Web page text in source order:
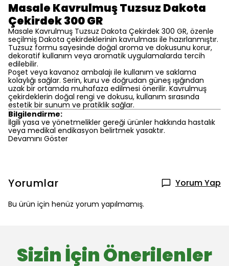
Masale Kavrulmuş Tuzsuz Dakota
Çekirdek 300 GR
Masale Kavrulmuş Tuzsuz Dakota Çekirdek 300 GR, özenle
seçilmiş Dakota çekirdeklerinin kavrulması ile hazırlanmıştır.
Tuzsuz formu sayesinde doğal aroma ve dokusunu korur,
dekoratif kullanım veya aromatik uygulamalarda tercih
edilebilir.
Poşet veya kavanoz ambalajı ile kullanım ve saklama
kolaylığı sağlar. Serin, kuru ve doğrudan güneş ışığından
uzak bir ortamda muhafaza edilmesi önerilir. Kavrulmuş
çekirdeklerin doğal rengi ve dokusu, kullanım sırasında
estetik bir sunum ve pratiklik sağlar.
Bilgilendirme:
İlgili yasa ve yönetmelikler gereği ürünler hakkında hastalık
veya medikal endikasyon belirtmek yasaktır.
Devamını Göster
Yorumlar Yorum Yap
Bu ürün için henüz yorum yapılmamış.
Sizin İçin Önerilenler